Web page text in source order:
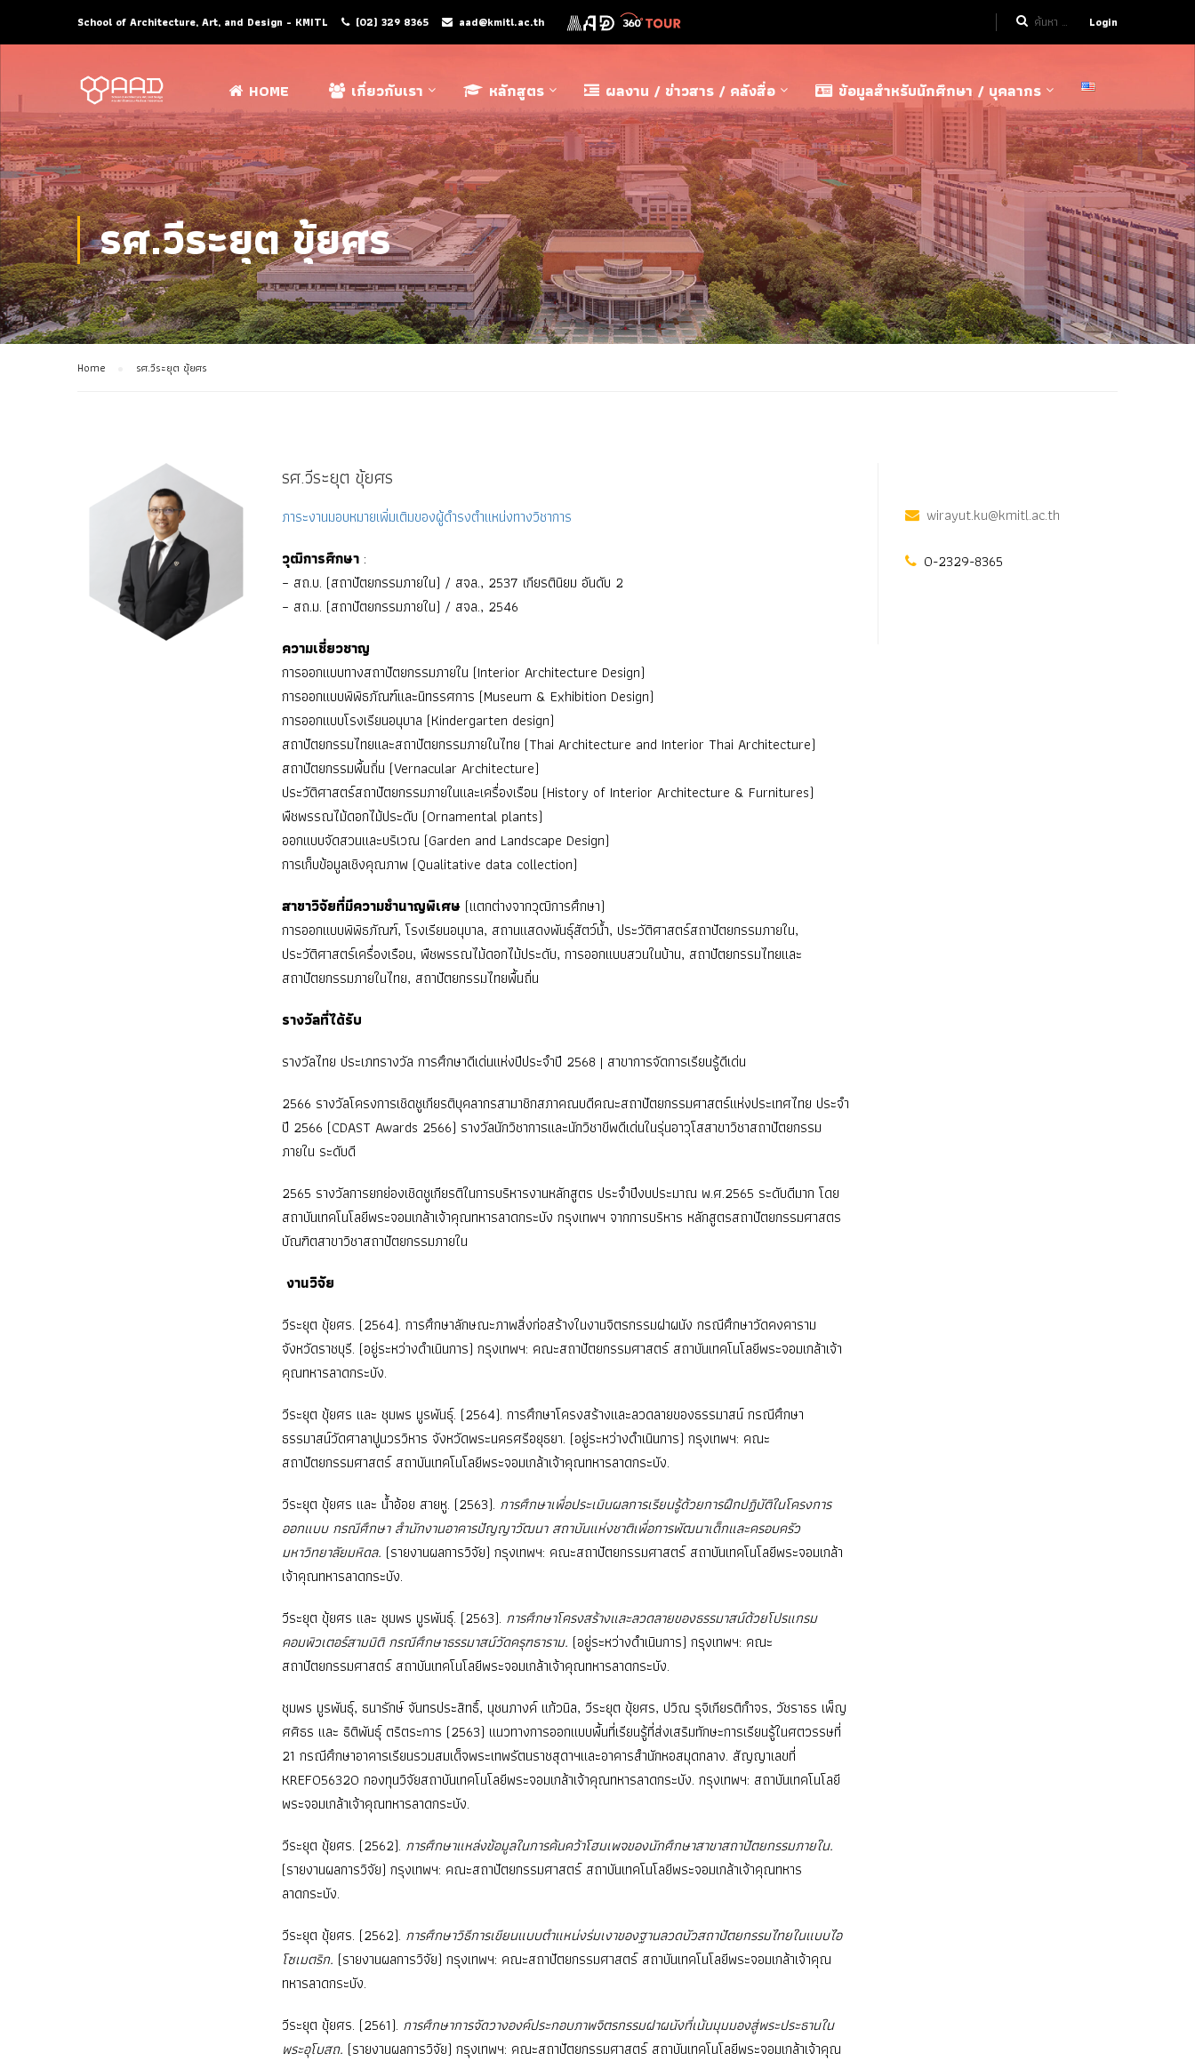
School of Architecture, Art, and Design - KMITL (02) 329 8365 aad@kmitl.ac.th Login
HOME เกี่ยวกับเรา หลักสูตร ผลงาน / ข่าวสาร / คลังสื่อ ข้อมูลสำหรับนักศึกษา / บุคลากร
รศ.วีระยุต ขุ้ยศร
Home รศ.วีระยุต ขุ้ยศร
รศ.วีระยุต ขุ้ยศร
ภาระงานมอบหมายเพิ่มเติมของผู้ดำรงตำแหน่งทางวิชาการ
วุฒิการศึกษา :
– สถ.บ. (สถาปัตยกรรมภายใน) / สจล., 2537 เกียรตินิยม อันดับ 2
– สถ.ม. (สถาปัตยกรรมภายใน) / สจล., 2546
ความเชี่ยวชาญ
การออกแบบทางสถาปัตยกรรมภายใน (Interior Architecture Design)
การออกแบบพิพิธภัณฑ์และนิทรรศการ (Museum & Exhibition Design)
การออกแบบโรงเรียนอนุบาล (Kindergarten design)
สถาปัตยกรรมไทยและสถาปัตยกรรมภายในไทย (Thai Architecture and Interior Thai Architecture)
สถาปัตยกรรมพื้นถิ่น (Vernacular Architecture)
ประวัติศาสตร์สถาปัตยกรรมภายในและเครื่องเรือน (History of Interior Architecture & Furnitures)
พืชพรรณไม้ดอกไม้ประดับ (Ornamental plants)
ออกแบบจัดสวนและบริเวณ (Garden and Landscape Design)
การเก็บข้อมูลเชิงคุณภาพ (Qualitative data collection)
สาขาวิจัยที่มีความชำนาญพิเศษ (แตกต่างจากวุฒิการศึกษา)
การออกแบบพิพิธภัณฑ์, โรงเรียนอนุบาล, สถานแสดงพันธุ์สัตว์น้ำ, ประวัติศาสตร์สถาปัตยกรรมภายใน,
ประวัติศาสตร์เครื่องเรือน, พืชพรรณไม้ดอกไม้ประดับ, การออกแบบสวนในบ้าน, สถาปัตยกรรมไทยและ
สถาปัตยกรรมภายในไทย, สถาปัตยกรรมไทยพื้นถิ่น
รางวัลที่ได้รับ
รางวัลไทย ประเภทรางวัล การศึกษาดีเด่นแห่งปีประจำปี 2568 | สาขาการจัดการเรียนรู้ดีเด่น
2566 รางวัลโครงการเชิดชูเกียรติบุคลากรสามาชิกสภาคณบดีคณะสถาปัตยกรรมศาสตร์แห่งประเทศไทย ประจำ
ปี 2566 (CDAST Awards 2566) รางวัลนักวิชาการและนักวิชาขีพดีเด่นในรุ่นอาวุโสสาขาวิชาสถาปัตยกรรม
ภายใน ระดับดี
2565 รางวัลการยกย่องเชิดชูเกียรติในการบริหารงานหลักสูตร ประจำปีงบประมาณ พ.ศ.2565 ระดับดีมาก โดย
สถาบันเทคโนโลยีพระจอมเกล้าเจ้าคุณทหารลาดกระบัง กรุงเทพฯ จากการบริหาร หลักสูตรสถาปัตยกรรมศาสตร
บัณฑิตสาขาวิชาสถาปัตยกรรมภายใน
งานวิจัย
วีระยุต ขุ้ยศร. (2564). การศึกษาลักษณะภาพสิ่งก่อสร้างในงานจิตรกรรมฝาผนัง กรณีศึกษาวัดคงคาราม
จังหวัดราชบุรี. (อยู่ระหว่างดำเนินการ) กรุงเทพฯ: คณะสถาปัตยกรรมศาสตร์ สถาบันเทคโนโลยีพระจอมเกล้าเจ้า
คุณทหารลาดกระบัง.
วีระยุต ขุ้ยศร และ ชุมพร มูรพันธุ์. (2564). การศึกษาโครงสร้างและลวดลายของธรรมาสน์ กรณีศึกษา
ธรรมาสน์วัดศาลาปูนวรวิหาร จังหวัดพระนครศรีอยุธยา. (อยู่ระหว่างดำเนินการ) กรุงเทพฯ: คณะ
สถาปัตยกรรมศาสตร์ สถาบันเทคโนโลยีพระจอมเกล้าเจ้าคุณทหารลาดกระบัง.
วีระยุต ขุ้ยศร และ น้ำอ้อย สายหู. (2563). การศึกษาเพื่อประเมินผลการเรียนรู้ด้วยการฝึกปฏิบัติในโครงการ
ออกแบบ กรณีศึกษา สำนักงานอาคารปัญญาวัฒนา สถาบันแห่งชาติเพื่อการพัฒนาเด็กและครอบครัว
มหาวิทยาลัยมหิดล. (รายงานผลการวิจัย) กรุงเทพฯ: คณะสถาปัตยกรรมศาสตร์ สถาบันเทคโนโลยีพระจอมเกล้า
เจ้าคุณทหารลาดกระบัง.
วีระยุต ขุ้ยศร และ ชุมพร มูรพันธุ์. (2563). การศึกษาโครงสร้างและลวดลายของธรรมาสน์ด้วยโปรแกรม
คอมพิวเตอร์สามมิติ กรณีศึกษาธรรมาสน์วัดครุฑธาราม. (อยู่ระหว่างดำเนินการ) กรุงเทพฯ: คณะ
สถาปัตยกรรมศาสตร์ สถาบันเทคโนโลยีพระจอมเกล้าเจ้าคุณทหารลาดกระบัง.
ชุมพร มูรพันธุ์, ธนารักษ์ จันทรประสิทธิ์, นุชนภางค์ แก้วนิล, วีระยุต ขุ้ยศร, ปวิณ รุจิเกียรติกำจร, วัชราธร เพ็ญ
ศศิธร และ ธิติพันธุ์ ตริตระการ (2563) แนวทางการออกแบบพื้นที่เรียนรู้ที่ส่งเสริมทักษะการเรียนรู้ในศตวรรษที่
21 กรณีศึกษาอาคารเรียนรวมสมเด็จพระเทพรัตนราชสุดาฯและอาคารสำนักหอสมุดกลาง. สัญญาเลขที่
KREF056320 กองทุนวิจัยสถาบันเทคโนโลยีพระจอมเกล้าเจ้าคุณทหารลาดกระบัง. กรุงเทพฯ: สถาบันเทคโนโลยี
พระจอมเกล้าเจ้าคุณทหารลาดกระบัง.
วีระยุต ขุ้ยศร. (2562). การศึกษาแหล่งข้อมูลในการค้นคว้าโฮมเพจของนักศึกษาสาขาสถาปัตยกรรมภายใน.
(รายงานผลการวิจัย) กรุงเทพฯ: คณะสถาปัตยกรรมศาสตร์ สถาบันเทคโนโลยีพระจอมเกล้าเจ้าคุณทหาร
ลาดกระบัง.
วีระยุต ขุ้ยศร. (2562). การศึกษาวิธีการเขียนแบบตำแหน่งร่มเงาของฐานลวดบัวสถาปัตยกรรมไทยในแบบไอ
โซเมตริก. (รายงานผลการวิจัย) กรุงเทพฯ: คณะสถาปัตยกรรมศาสตร์ สถาบันเทคโนโลยีพระจอมเกล้าเจ้าคุณ
ทหารลาดกระบัง.
วีระยุต ขุ้ยศร. (2561). การศึกษาการจัดวางองค์ประกอบภาพจิตรกรรมฝาผนังที่เน้นมุมมองสู่พระประธานใน
พระอุโบสถ. (รายงานผลการวิจัย) กรุงเทพฯ: คณะสถาปัตยกรรมศาสตร์ สถาบันเทคโนโลยีพระจอมเกล้าเจ้าคุณ
wirayut.ku@kmitl.ac.th
0-2329-8365